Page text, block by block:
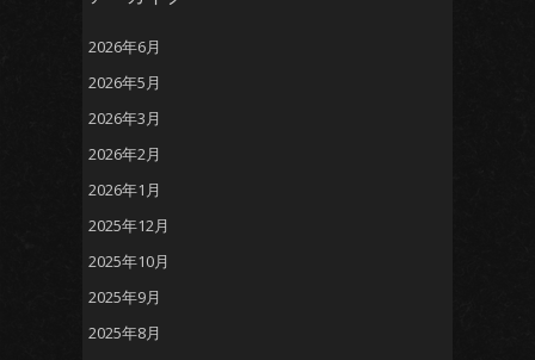
2026年6月
2026年5月
2026年3月
2026年2月
2026年1月
2025年12月
2025年10月
2025年9月
2025年8月